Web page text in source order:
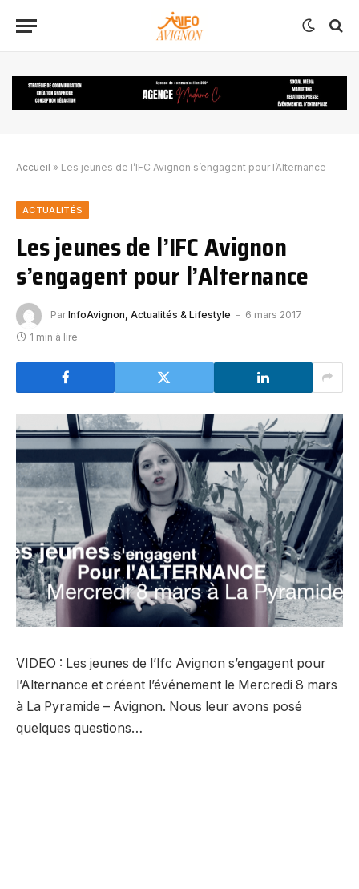
Accueil » Les jeunes de l’IFC Avignon s’engagent pour l’Alternance
ACTUALITÉS
Les jeunes de l’IFC Avignon
s’engagent pour l’Alternance
Par InfoAvignon, Actualités & Lifestyle
6 mars 2017
1 min à lire
VIDEO : Les jeunes de l’Ifc Avignon s’engagent pour
l’Alternance et créent l’événement le Mercredi 8 mars
à La Pyramide – Avignon. Nous leur avons posé
quelques questions…